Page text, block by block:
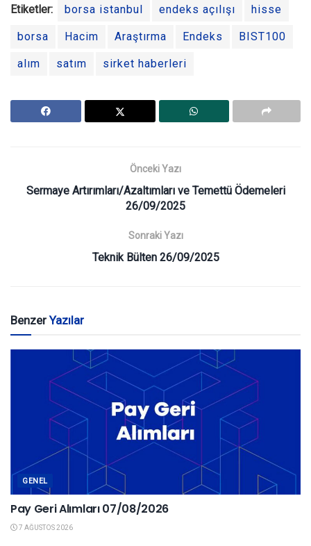
Etiketler: borsa istanbul endeks açılışı hisse
borsa Hacim Araştırma Endeks BIST100
alım satım sirket haberleri
Önceki Yazı
Sermaye Artırımları/Azaltımları ve Temettü Ödemeleri
26/09/2025
Sonraki Yazı
Teknik Bülten 26/09/2025
BenzerYazılar
GENEL
Pay Geri Alımları 07/08/2026
7 AĞUSTOS 2026